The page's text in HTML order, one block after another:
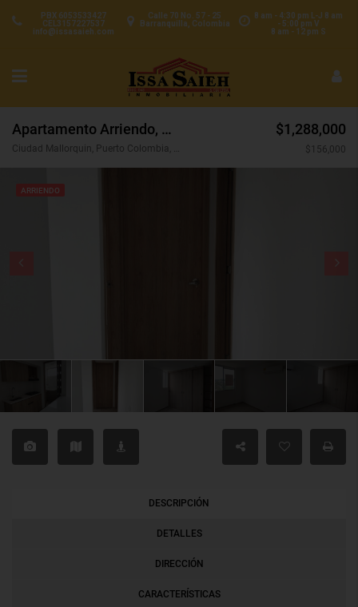
8 am - 4:30 pm L-J 8 am
- 5:00 pm V
8 am - 12 pm S
Calle 70 No. 57 - 25
Barranquilla, Colombia
PBX 6053533427
CEL3157227537
info@issasaieh.com
Apartamento Arriendo, Ciudad Mallorquin, Puerto Colombia (31450)
Ciudad Mallorquin, Puerto Colombia, Atlántico, Colombia
$1,288,000
$156,000
ARRIENDO
DESCRIPCIÓN
DETALLES
DIRECCIÓN
CARACTERÍSTICAS